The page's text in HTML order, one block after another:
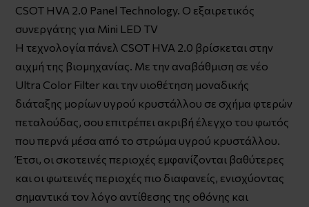
CSOT HVA 2.0 Panel Technology. Ο εξαιρετικός
συνεργάτης για Mini LED TV
Η τεχνολογία πάνελ CSOT HVA 2.0 βρίσκεται στην
αιχμή της βιομηχανίας. Με την αναβάθμιση σε νέο
Ultra Color Filter και την υιοθέτηση μοναδικής
διάταξης μορίων υγρού κρυστάλλου σε σχήμα φτερών
πεταλούδας, σου επιτρέπει ακριβή έλεγχο του φωτός
που περνά μέσα από το στρώμα υγρού κρυστάλλου.
Έτσι, οι σκοτεινές περιοχές εμφανίζονται βαθύτερες
και οι φωτεινές περιοχές πιο διαφανείς, ενισχύοντας
σημαντικά τον λόγο αντίθεσης της οθόνης και